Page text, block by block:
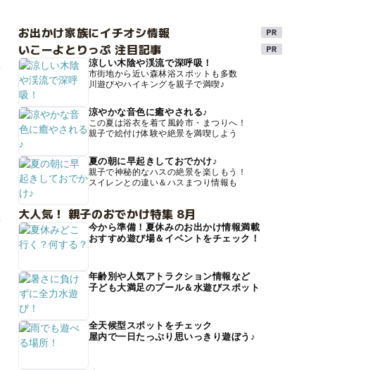
お出かけ家族にイチオシ情報
いこーよとりっぷ 注目記事
涼しい木陰や渓流で深呼吸！
市街地から近い森林浴スポットも多数
川遊びやハイキングを親子で満喫♪
涼やかな音色に癒やされる♪
この夏は浴衣を着て風鈴市・まつりへ！
親子で絵付け体験や絶景を満喫しよう
夏の朝に早起きしておでかけ♪
親子で神秘的なハスの絶景を楽しもう！
スイレンとの違い＆ハスまつり情報も
大人気！ 親子のおでかけ特集 8月
今から準備！夏休みのお出かけ情報満載
おすすめ遊び場＆イベントをチェック！
年齢別や人気アトラクション情報など
子ども大満足のプール＆水遊びスポット
全天候型スポットをチェック
屋内で一日たっぷり思いっきり遊ぼう♪